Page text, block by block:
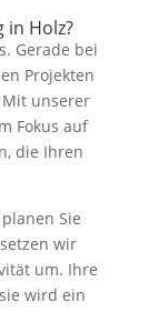
in Holz?
Gerade bei
Projekten
unserer
Fokus auf
die Ihren
Sie
wir
um. Ihre
wird ein